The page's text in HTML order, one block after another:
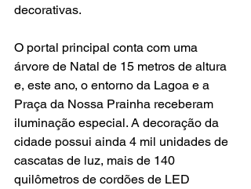
decorativas.
O portal principal conta com uma
árvore de Natal de 15 metros de altura
e, este ano, o entorno da Lagoa e a
Praça da Nossa Prainha receberam
iluminação especial. A decoração da
cidade possui ainda 4 mil unidades de
cascatas de luz, mais de 140
quilômetros de cordões de LED